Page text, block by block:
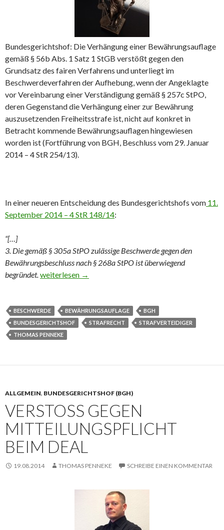
Bundesgerichtshof: Die Verhängung einer Bewährungsauflage
gemäß § 56b Abs. 1 Satz 1 StGB verstößt gegen den
Grundsatz des fairen Verfahrens und unterliegt im
Beschwerdeverfahren der Aufhebung, wenn der Angeklagte
vor Vereinbarung einer Verständigung gemäß § 257c StPO,
deren Gegenstand die Verhängung einer zur Bewährung
auszusetzenden Freiheitsstrafe ist, nicht auf konkret in
Betracht kommende Bewährungsauflagen hingewiesen
worden ist (Fortführung von BGH, Beschluss vom 29. Januar
2014 – 4 StR 254/13).
In einer neueren Entscheidung des Bundesgerichtshofs vom 11.
September 2014 – 4 StR 148/14:
“[…]
3. Die gemäß § 305a StPO zulässige Beschwerde gegen den
Bewährungsbeschluss nach § 268a StPO ist überwiegend
begründet.Im Deal müssen Bewährungsauflagen besprochen sein
weiterlesen →
BESCHWERDE BEWÄHRUNGSAUFLAGE
BGH
BUNDESGERICHTSHOF
STRAFRECHT
STRAFVERTEIDIGER
THOMAS PENNEKE
ALLGEMEIN, BUNDESGERICHTSHOF (BGH)
VERSTOSS GEGEN M
ITTEILUNGSPFLICHT B
EIM DEAL
19.08.2014 THOMAS PENNEKE SCHREIBE EINEN KOMMENTAR